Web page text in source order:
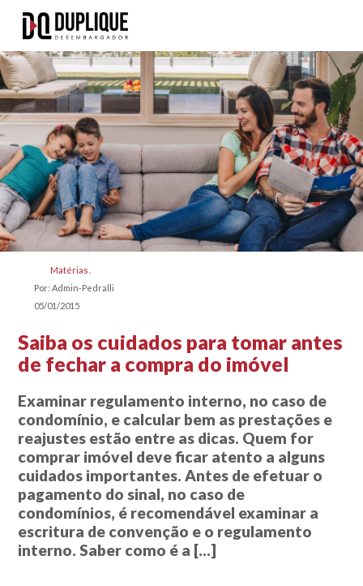
Matérias
Por: Admin-Pedralli
05/01/2015
Saiba os cuidados para tomar antes
de fechar a compra do imóvel
Examinar regulamento interno, no caso de
condomínio, e calcular bem as prestações e
reajustes estão entre as dicas. Quem for
comprar imóvel deve ficar atento a alguns
cuidados importantes. Antes de efetuar o
pagamento do sinal, no caso de
condomínios, é recomendável examinar a
escritura de convenção e o regulamento
interno. Saber como é a […]